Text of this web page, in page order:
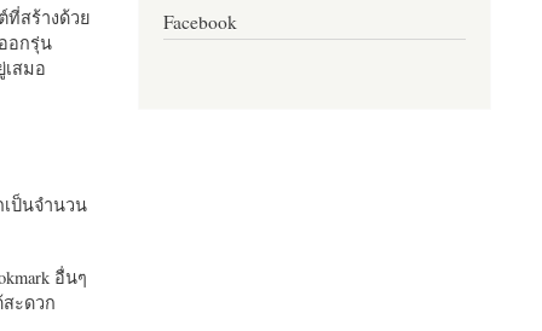
ที่สร้างด้วย
อกรุ่น
สมอ
ป็นจำนวน
อื่นๆ
สะดวก
Facebook